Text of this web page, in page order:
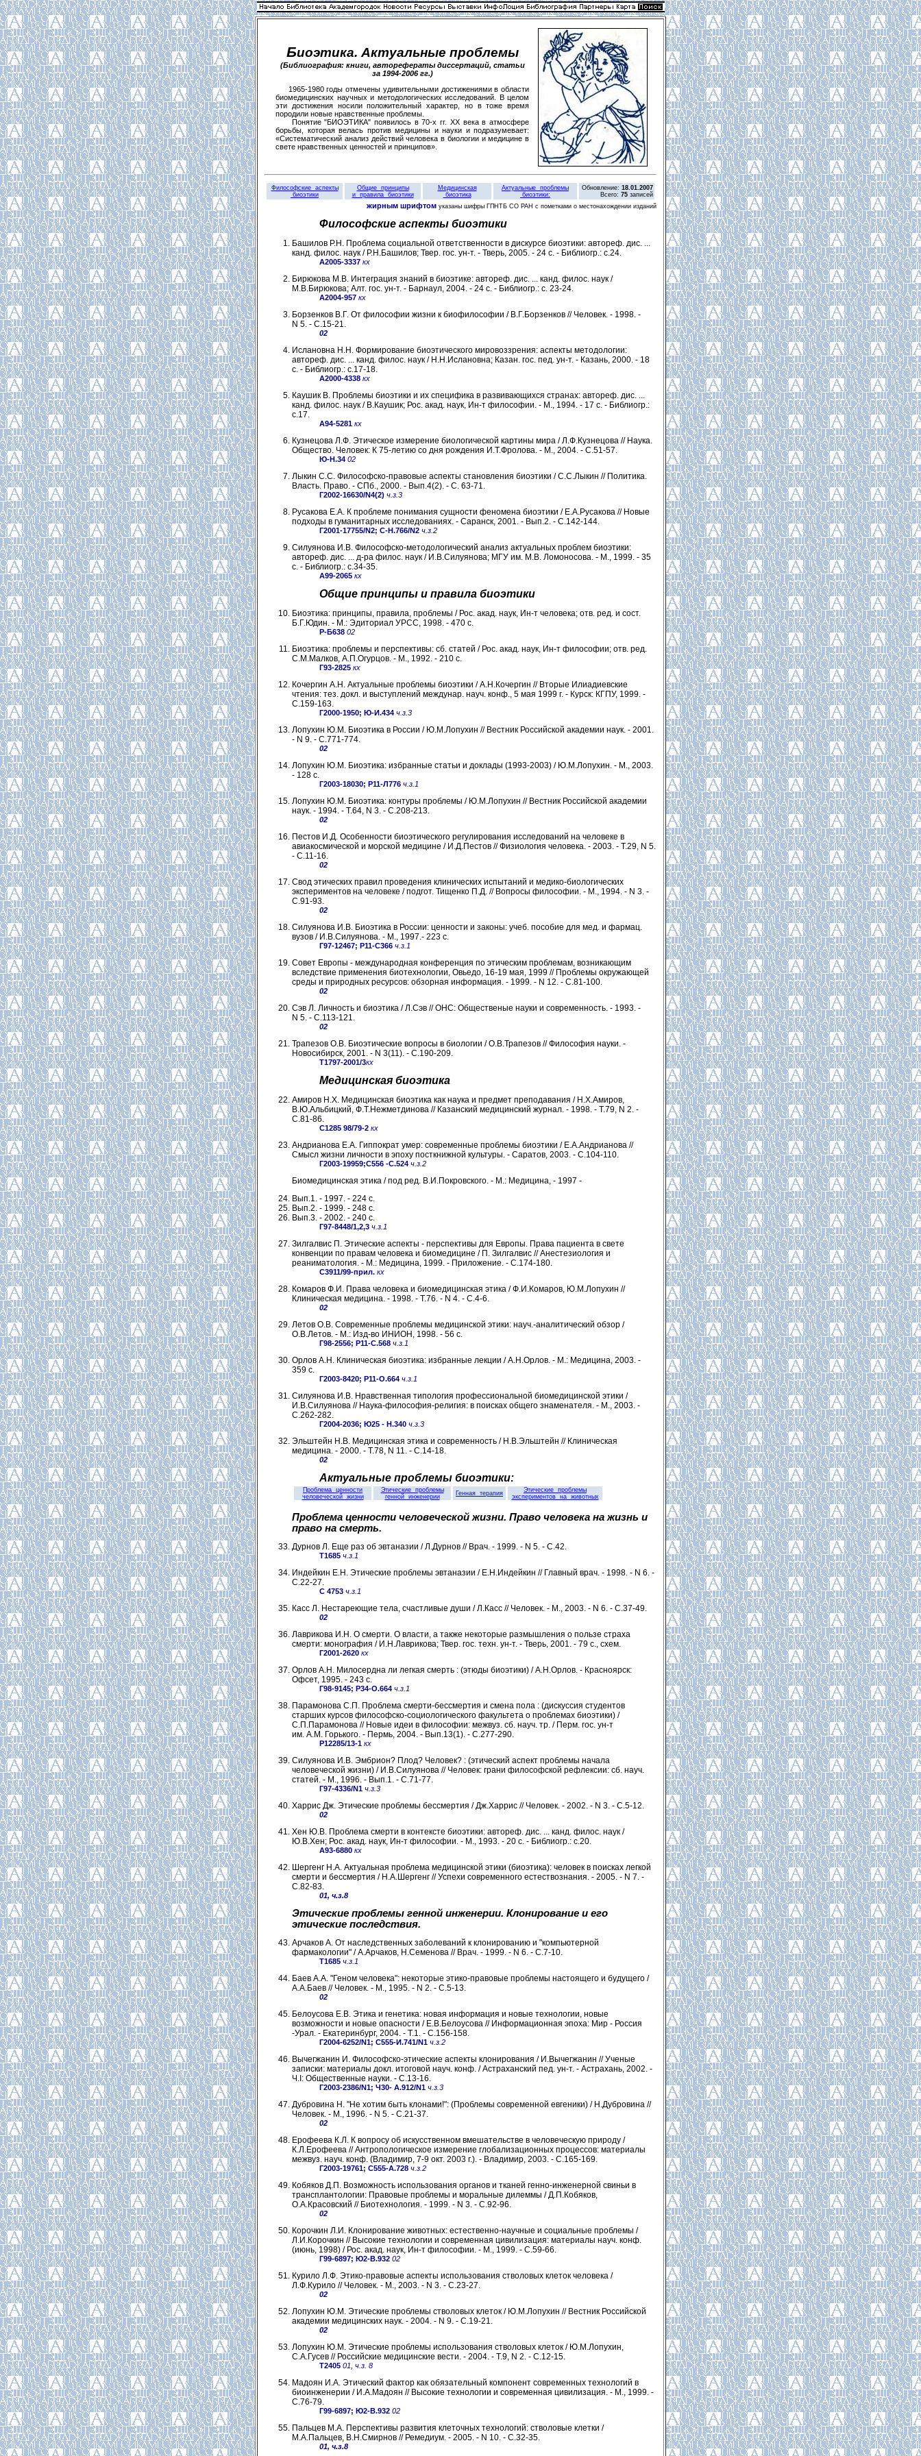
Биоэтика. Актуальные проблемы
(Библиография: книги, авторефераты диссертаций, статьи
за 1994-2006 гг.)
1965-1980 годы отмечены удивительными достижениями в области
биомедицинских научных и методологических исследований. В целом
эти достижения носили положительный характер, но в тоже время
породили новые нравственные проблемы.
Понятие "БИОЭТИКА" появилось в 70-х гг. XX века в атмосфере
борьбы, которая велась против медицины и науки и подразумевает:
«Систематический анализ действий человека в биологии и медицине в
свете нравственных ценностей и принципов».
Философские аспекты
биоэтики
Общие принципы
и правила биоэтики
Медицинская
биоэтика
Актуальные проблемы
биоэтики:
Обновление: 18.01.2007
Всего: 75 записей
жирным шрифтом указаны шифры ГПНТБ СО РАН с пометками о местонахождении изданий
Философские аспекты биоэтики
Башилов Р.Н. Проблема социальной ответственности в дискурсе биоэтики: автореф. дис. ...
канд. филос. наук / Р.Н.Башилов; Твер. гос. ун-т. - Тверь, 2005. - 24 с. - Библиогр.: с.24.
А2005-3337 кх
Бирюкова М.В. Интеграция знаний в биоэтике: автореф. дис. ... канд. филос. наук /
М.В.Бирюкова; Алт. гос. ун-т. - Барнаул, 2004. - 24 с. - Библиогр.: с. 23-24.
А2004-957 кх
Борзенков В.Г. От философии жизни к биофилософии / В.Г.Борзенков // Человек. - 1998. -
N 5. - С.15-21.
02
Ислановна Н.Н. Формирование биоэтического мировоззрения: аспекты методологии:
автореф. дис. ... канд. филос. наук / Н.Н.Ислановна; Казан. гос. пед. ун-т. - Казань, 2000. - 18
с. - Библиогр.: с.17-18.
А2000-4338 кх
Каушик В. Проблемы биоэтики и их специфика в развивающихся странах: автореф. дис. ...
канд. филос. наук / В.Каушик; Рос. акад. наук, Ин-т философии. - М., 1994. - 17 с. - Библиогр.:
с.17.
А94-5281 кх
Кузнецова Л.Ф. Этическое измерение биологической картины мира / Л.Ф.Кузнецова // Наука.
Общество. Человек: К 75-летию со дня рождения И.Т.Фролова. - М., 2004. - С.51-57.
Ю-Н.34 02
Лыкин С.С. Философско-правовые аспекты становления биоэтики / С.С.Лыкин // Политика.
Власть. Право. - СПб., 2000. - Вып.4(2). - С. 63-71.
Г2002-16630/N4(2) ч.з.3
Русакова Е.А. К проблеме понимания сущности феномена биоэтики / Е.А.Русакова // Новые
подходы в гуманитарных исследованиях. - Саранск, 2001. - Вып.2. - С.142-144.
Г2001-17755/N2; С-Н.766/N2 ч.з.2
Силуянова И.В. Философско-методологический анализ актуальных проблем биоэтики:
автореф. дис. ... д-ра филос. наук / И.В.Силуянова; МГУ им. М.В. Ломоносова. - М., 1999. - 35
с. - Библиогр.: с.34-35.
А99-2065 кх
Общие принципы и правила биоэтики
Биоэтика: принципы, правила, проблемы / Рос. акад. наук, Ин-т человека; отв. ред. и сост.
Б.Г.Юдин. - М.: Эдиториал УРСС, 1998. - 470 с.
Р-Б638 02
Биоэтика: проблемы и перспективы: сб. статей / Рос. акад. наук, Ин-т философии; отв. ред.
С.М.Малков, А.П.Огурцов. - М., 1992. - 210 с.
Г93-2825 кх
Кочергин А.Н. Актуальные проблемы биоэтики / А.Н.Кочергин // Вторые Илиадиевские
чтения: тез. докл. и выступлений междунар. науч. конф., 5 мая 1999 г. - Курск: КГПУ, 1999. -
С.159-163.
Г2000-1950; Ю-И.434 ч.з.3
Лопухин Ю.М. Биоэтика в России / Ю.М.Лопухин // Вестник Российской академии наук. - 2001.
- N 9. - С.771-774.
02
Лопухин Ю.М. Биоэтика: избранные статьи и доклады (1993-2003) / Ю.М.Лопухин. - М., 2003.
- 128 с.
Г2003-18030; Р11-Л776 ч.з.1
Лопухин Ю.М. Биоэтика: контуры проблемы / Ю.М.Лопухин // Вестник Российской академии
наук. - 1994. - Т.64, N 3. - С.208-213.
02
Пестов И.Д. Особенности биоэтического регулирования исследований на человеке в
авиакосмической и морской медицине / И.Д.Пестов // Физиология человека. - 2003. - Т.29, N 5.
- С.11-16.
02
Свод этических правил проведения клинических испытаний и медико-биологических
экспериментов на человеке / подгот. Тищенко П.Д. // Вопросы философии. - М., 1994. - N 3. -
С.91-93.
02
Силуянова И.В. Биоэтика в России: ценности и законы: учеб. пособие для мед. и фармац.
вузов / И.В.Силуянова. - М., 1997.- 223 с.
Г97-12467; Р11-С366 ч.з.1
Совет Европы - международная конференция по этическим проблемам, возникающим
вследствие применения биотехнологии, Овьедо, 16-19 мая, 1999 // Проблемы окружающей
среды и природных ресурсов: обзорная информация. - 1999. - N 12. - С.81-100.
02
Сэв Л. Личность и биоэтика / Л.Сэв // ОНС: Общественые науки и современность. - 1993. -
N 5. - С.113-121.
02
Трапезов О.В. Биоэтические вопросы в биологии / О.В.Трапезов // Философия науки. -
Новосибирск, 2001. - N 3(11). - С.190-209.
Т1797-2001/3кх
Медицинская биоэтика
Амиров Н.Х. Медицинская биоэтика как наука и предмет преподавания / Н.Х.Амиров,
В.Ю.Альбицкий, Ф.Т.Нежметдинова // Казанский медицинский журнал. - 1998. - T.79, N 2. -
С.81-86.
С1285 98/79-2 кх
Андрианова Е.А. Гиппократ умер: современные проблемы биоэтики / Е.А.Андрианова //
Смысл жизни личности в эпоху посткнижной культуры. - Саратов, 2003. - С.104-110.
Г2003-19959;С556 -С.524 ч.з.2
Биомедицинская этика / под ред. В.И.Покровского. - М.: Медицина, - 1997 -
Вып.1. - 1997. - 224 с.
Вып.2. - 1999. - 248 с.
Вып.3. - 2002. - 240 с.
Г97-8448/1,2,3 ч.з.1
Зилгалвис П. Этические аспекты - перспективы для Европы. Права пациента в свете
конвенции по правам человека и биомедицине / П. Зилгалвис // Анестезиология и
реаниматология. - М.: Медицина, 1999. - Приложение. - С.174-180.
С3911/99-прил. кх
Комаров Ф.И. Права человека и биомедицинская этика / Ф.И.Комаров, Ю.М.Лопухин //
Клиническая медицина. - 1998. - T.76. - N 4. - С.4-6.
02
Летов О.В. Современные проблемы медицинской этики: науч.-аналитический обзор /
О.В.Летов. - М.: Изд-во ИНИОН, 1998. - 56 с.
Г98-2556; Р11-С.568 ч.з.1
Орлов А.Н. Клиническая биоэтика: избранные лекции / А.Н.Орлов. - М.: Медицина, 2003. -
359 с.
Г2003-8420; Р11-О.664 ч.з.1
Силуянова И.В. Нравственная типология профессиональной биомедицинской этики /
И.В.Силуянова // Наука-философия-религия: в поисках общего знаменателя. - М., 2003. -
С.262-282.
Г2004-2036; Ю25 - Н.340 ч.з.3
Эльштейн Н.В. Медицинская этика и современность / Н.В.Эльштейн // Клиническая
медицина. - 2000. - T.78, N 11. - С.14-18.
02
Актуальные проблемы биоэтики:
Проблема ценности
человеческой жизни
Этические проблемы
генной инженерии
Генная терапия
Этические проблемы
экспериментов на животных
Проблема ценности человеческой жизни. Право человека на жизнь и
право на смерть.
Дурнов Л. Еще раз об эвтаназии / Л.Дурнов // Врач. - 1999. - N 5. - С.42.
Т1685 ч.з.1
Индейкин Е.Н. Этические проблемы эвтаназии / Е.Н.Индейкин // Главный врач. - 1998. - N 6. -
С.22-27.
С 4753 ч.з.1
Касс Л. Нестареющие тела, счастливые души / Л.Касс // Человек. - М., 2003. - N 6. - С.37-49.
02
Лаврикова И.Н. О смерти. О власти, а также некоторые размышления о пользе страха
смерти: монография / И.Н.Лаврикова; Твер. гос. техн. ун-т. - Тверь, 2001. - 79 с., схем.
Г2001-2620 кх
Орлов А.Н. Милосердна ли легкая смерть : (этюды биоэтики) / А.Н.Орлов. - Красноярск:
Офсет, 1995. - 243 с.
Г98-9145; Р34-О.664 ч.з.1
Парамонова С.П. Проблема смерти-бессмертия и смена пола : (дискуссия студентов
старших курсов философско-социологического факультета о проблемах биоэтики) /
С.П.Парамонова // Новые идеи в философии: межвуз. сб. науч. тр. / Перм. гос. ун-т
им. А.М. Горького. - Пермь, 2004. - Вып.13(1). - С.277-290.
Р12285/13-1 кх
Силуянова И.В. Эмбрион? Плод? Человек? : (этический аспект проблемы начала
человеческой жизни) / И.В.Силуянова // Человек: грани философской рефлексии: сб. науч.
статей. - М., 1996. - Вып.1. - C.71-77.
Г97-4336/N1 ч.з.3
Харрис Дж. Этические проблемы бессмертия / Дж.Харрис // Человек. - 2002. - N 3. - С.5-12.
02
Хен Ю.В. Проблема смерти в контексте биоэтики: автореф. дис. ... канд. филос. наук /
Ю.В.Хен; Рос. акад. наук, Ин-т философии. - М., 1993. - 20 с. - Библиогр.: с.20.
А93-6880 кх
Шергенг Н.А. Актуальная проблема медицинской этики (биоэтика): человек в поисках легкой
смерти и бессмертия / Н.А.Шергенг // Успехи современного естествознания. - 2005. - N 7. -
С.82-83.
01, ч.з.8
Этические проблемы генной инженерии. Клонирование и его
этические последствия.
Арчаков А. От наследственных заболеваний к клонированию и "компьютерной
фармакологии" / А.Арчаков, Н.Семенова // Врач. - 1999. - N 6. - С.7-10.
Т1685 ч.з.1
Баев А.А. "Геном человека": некоторые этико-правовые проблемы настоящего и будущего /
А.А.Баев // Человек. - М., 1995. - N 2. - С.5-13.
02
Белоусова Е.В. Этика и генетика: новая информация и новые технологии, новые
возможности и новые опасности / Е.В.Белоусова // Информационная эпоха: Мир - Россия
-Урал. - Екатеринбург, 2004. - Т.1. - С.156-158.
Г2004-6252/N1; С555-И.741/N1 ч.з.2
Вычегжанин И. Философско-этические аспекты клонирования / И.Вычегжанин // Ученые
записки: материалы докл. итоговой науч. конф. / Астраханский пед. ун-т. - Астрахань, 2002. -
Ч.I: Общественные науки. - С.13-16.
Г2003-2386/N1; Ч30- А.912/N1 ч.з.3
Дубровина Н. "Не хотим быть клонами!": (Проблемы современной евгеники) / Н.Дубровина //
Человек. - М., 1996. - N 5. - С.21-37.
02
Ерофеева К.Л. К вопросу об искусственном вмешательстве в человеческую природу /
К.Л.Ерофеева // Антропологическое измерение глобализационных процессов: материалы
межвуз. науч. конф. (Владимир, 7-9 окт. 2003 г.). - Владимир, 2003. - С.165-169.
Г2003-19761; С555-А.728 ч.з.2
Кобяков Д.П. Возможность использования органов и тканей генно-инженерной свиньи в
трансплантологии: Правовые проблемы и моральные дилеммы / Д.П.Кобяков,
О.А.Красовский // Биотехнология. - 1999. - N 3. - С.92-96.
02
Корочкин Л.И. Клонирование животных: естественно-научные и социальные проблемы /
Л.И.Корочкин // Высокие технологии и современная цивилизация: материалы науч. конф.
(июнь, 1998) / Рос. акад. наук, Ин-т философии. - М., 1999. - С.59-66.
Г99-6897; Ю2-В.932 02
Курило Л.Ф. Этико-правовые аспекты использования стволовых клеток человека /
Л.Ф.Курило // Человек. - М., 2003. - N 3. - С.23-27.
02
Лопухин Ю.М. Этические проблемы стволовых клеток / Ю.М.Лопухин // Вестник Российской
академии медицинских наук. - 2004. - N 9. - С.19-21.
02
Лопухин Ю.М. Этические проблемы использования стволовых клеток / Ю.М.Лопухин,
С.А.Гусев // Российские медицинские вести. - 2004. - T.9, N 2. - С.12-15.
Т2405 01, ч.з. 8
Мадоян И.А. Этический фактор как обязательный компонент современных технологий в
биоинженерии / И.А.Мадоян // Высокие технологии и современная цивилизация. - М., 1999. -
С.76-79.
Г99-6897; Ю2-В.932 02
Пальцев М.А. Перспективы развития клеточных технологий: стволовые клетки /
М.А.Пальцев, В.Н.Смирнов // Ремедиум. - 2005. - N 10. - С.32-35.
01, ч.з.8